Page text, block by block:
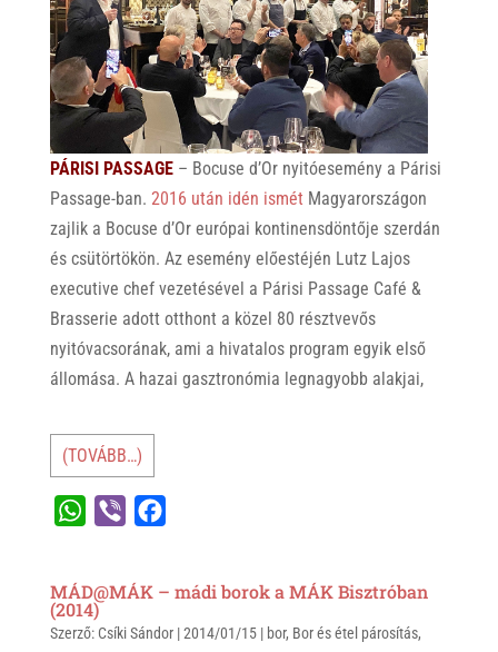
PÁRISI PASSAGE – Bocuse d’Or nyitóesemény a Párisi
Passage-ban. 2016 után idén ismét Magyarországon
zajlik a Bocuse d’Or európai kontinensdöntője szerdán
és csütörtökön. Az esemény előestéjén Lutz Lajos
executive chef vezetésével a Párisi Passage Café &
Brasserie adott otthont a közel 80 résztvevős
nyitóvacsorának, ami a hivatalos program egyik első
állomása. A hazai gasztronómia legnagyobb alakjai,
(TOVÁBB…)
t
s
e
r
b
MÁD@MÁK – mádi borok a MÁK Bisztróban
(2014)
Szerző: Csíki Sándor|2014/01/15| bor, Bor és étel párosítás,